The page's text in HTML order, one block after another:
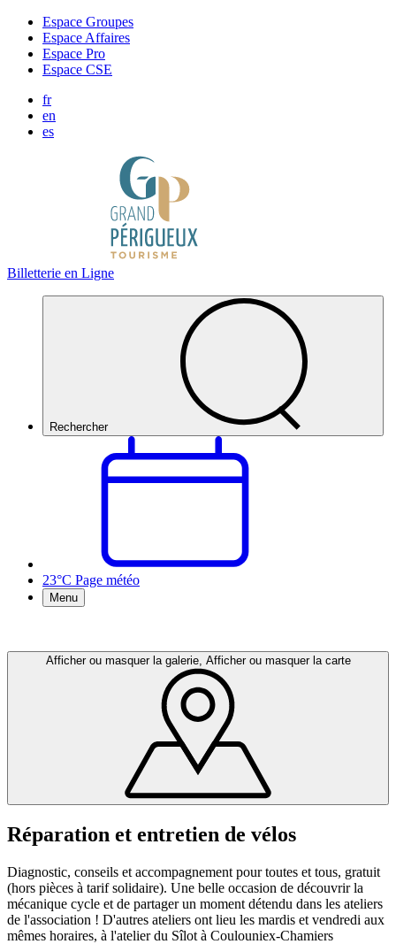
Espace Groupes
Espace Affaires
Espace Pro
Espace CSE
fr
en
es
Billetterie en Ligne
Rechercher
23°C Page météo
Menu
Afficher ou masquer la galerie, Afficher ou masquer la carte
Réparation et entretien de vélos
Diagnostic, conseils et accompagnement pour toutes et tous, gratuit
(hors pièces à tarif solidaire). Une belle occasion de découvrir la
mécanique cycle et de partager un moment détendu dans les ateliers
de l'association ! D'autres ateliers ont lieu les mardis et vendredi aux
mêmes horaires, à l'atelier du Sîlot à Coulouniex-Chamiers